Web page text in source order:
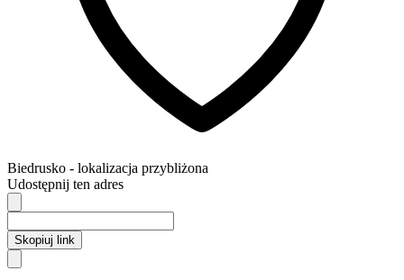
Biedrusko - lokalizacja przybliżona
Udostępnij ten adres
Skopiuj link